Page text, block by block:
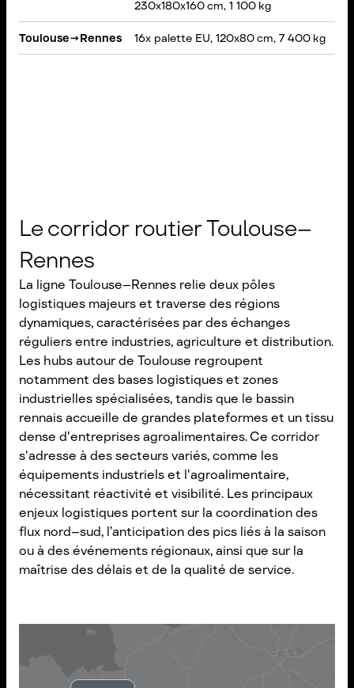
230x180x160 cm, 1 100 kg
Toulouse→Rennes 16x palette EU, 120x80 cm, 7 400 kg
Le corridor routier Toulouse–
Rennes
La ligne Toulouse–Rennes relie deux pôles
logistiques majeurs et traverse des régions
dynamiques, caractérisées par des échanges
réguliers entre industries, agriculture et distribution.
Les hubs autour de Toulouse regroupent
notamment des bases logistiques et zones
industrielles spécialisées, tandis que le bassin
rennais accueille de grandes plateformes et un tissu
dense d'entreprises agroalimentaires. Ce corridor
s'adresse à des secteurs variés, comme les
équipements industriels et l'agroalimentaire,
nécessitant réactivité et visibilité. Les principaux
enjeux logistiques portent sur la coordination des
flux nord–sud, l’anticipation des pics liés à la saison
ou à des événements régionaux, ainsi que sur la
maîtrise des délais et de la qualité de service.